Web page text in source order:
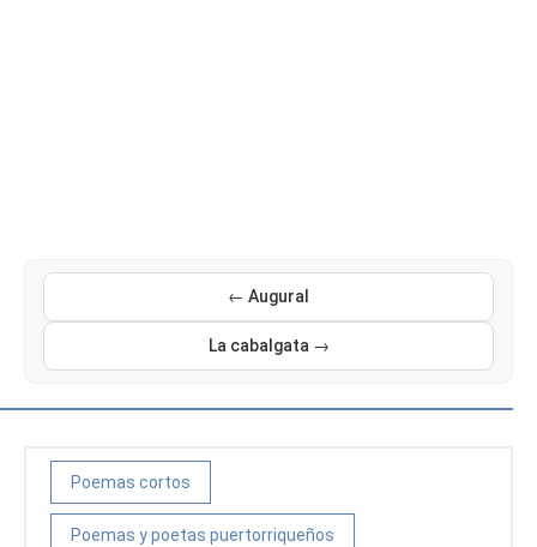
← Augural
La cabalgata →
Poemas cortos
Poemas y poetas puertorriqueños